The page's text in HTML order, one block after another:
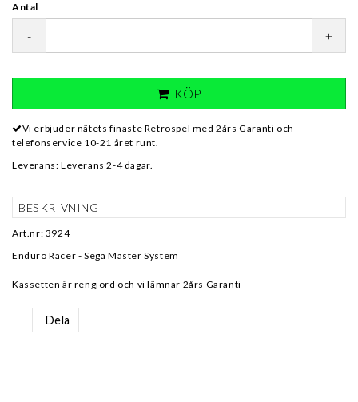
Antal
- +
KÖP
Vi erbjuder nätets finaste Retrospel med 2års Garanti och
telefonservice 10-21 året runt.
Leverans: Leverans 2-4 dagar.
BESKRIVNING
Art.nr: 3924
Enduro Racer - Sega Master System
Kassetten är rengjord och vi lämnar 2års Garanti
Dela